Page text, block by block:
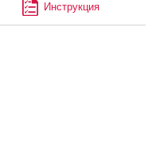
Инструкция